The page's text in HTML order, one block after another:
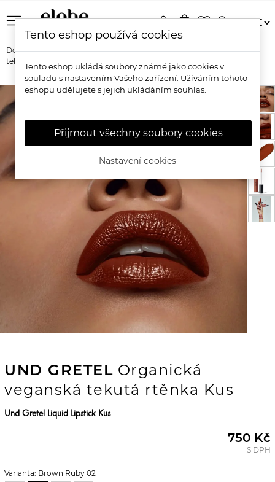
menu shopping_bagfavorite_bordersearch
person
Domů Značky Und Gretel
Und Gretel Organická veganská
tekutá rtěnka Kus
UND GRETEL Organická
veganská tekutá rtěnka Kus
Und Gretel Liquid Lipstick Kus
750 Kč
S DPH
Varianta: Brown Ruby 02
Tento eshop používá cookies
Tento eshop ukládá soubory známé jako cookies v
souladu s nastavením Vašeho zařízení. Užíváním tohoto
eshopu udělujete s jejich ukládáním souhlas.
Přijmout všechny soubory cookies
Nastavení cookies